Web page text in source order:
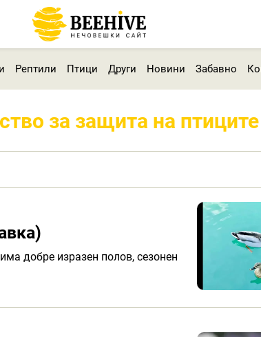
Рептили Птици Други Новини Забавно
за защита на
добре изразен полов, сезонен